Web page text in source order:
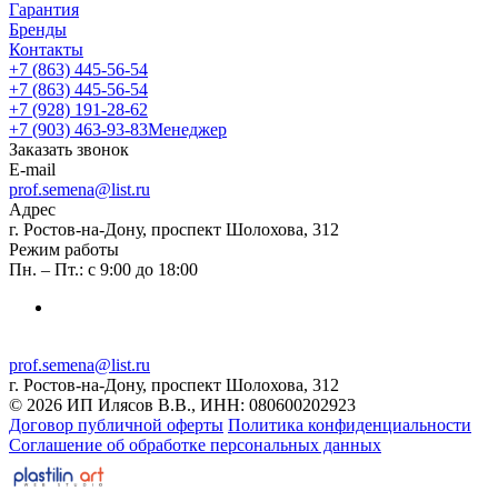
Гарантия
Бренды
Контакты
+7 (863) 445-56-54
+7 (863) 445-56-54
+7 (928) 191-28-62
+7 (903) 463-93-83Менеджер
Заказать звонок
E-mail
prof.semena@list.ru
Адрес
г. Ростов-на-Дону, проспект Шолохова, 312
Режим работы
Пн. – Пт.: с 9:00 до 18:00
prof.semena@list.ru
г. Ростов-на-Дону, проспект Шолохова, 312
© 2026 ИП Илясов В.В., ИНН: 080600202923
Договор публичной оферты Политика конфиденциальности
Соглашение об обработке персональных данных